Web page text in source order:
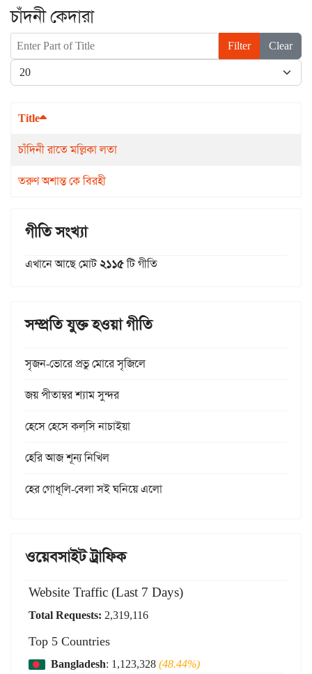
চাঁদনী কেদারা
Enter Part of Title Filter
Clear
Display #
Title
চাঁদিনী রাতে মল্লিকা লতা
তরুণ অশান্ত কে বিরহী
গীতি সংখ্যা
এখানে আছে মোট২১১৫টি গীতি
সম্প্রতি যুক্ত হওয়া গীতি
সৃজন-ভোরে প্রভু মোরে সৃজিলে
জয় পীতাম্বর শ্যাম সুন্দর
হেসে হেসে কল্‌সি নাচাইয়া
হেরি আজ শূন্য নিখিল
হের গোধূলি-বেলা সই ঘনিয়ে এলো
ওয়েবসাইট ট্রাফিক
Website Traffic (Last 7 Days)
Total Requests: 2,319,116
Top 5 Countries
Bangladesh: 1,123,328(48.44%)